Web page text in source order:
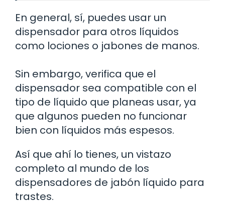
En general, sí, puedes usar un
dispensador para otros líquidos
como lociones o jabones de manos.
Sin embargo, verifica que el
dispensador sea compatible con el
tipo de líquido que planeas usar, ya
que algunos pueden no funcionar
bien con líquidos más espesos.
Así que ahí lo tienes, un vistazo
completo al mundo de los
dispensadores de jabón líquido para
trastes.